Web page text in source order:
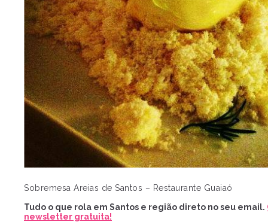
Sobremesa Areias de Santos – Restaurante Guaiaó
Tudo o que rola em Santos e região direto no seu email.
newsletter gratuita!